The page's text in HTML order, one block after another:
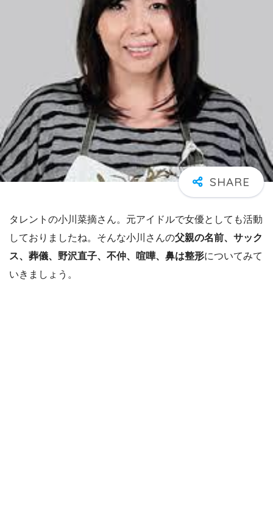
タレントの小川菜摘さん。元アイドルで女優としても活動
しておりましたね。そんな小川さんの父親の名前、サック
ス、葬儀、野沢直子、不仲、喧嘩、鼻は整形についてみて
いきましょう。